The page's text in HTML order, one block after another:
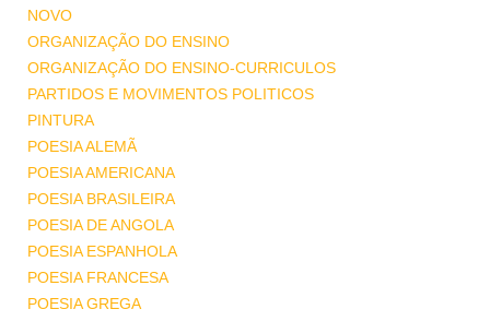
NOVO
ORGANIZAÇÃO DO ENSINO
ORGANIZAÇÃO DO ENSINO-CURRICULOS
PARTIDOS E MOVIMENTOS POLITICOS
PINTURA
POESIA ALEMÃ
POESIA AMERICANA
POESIA BRASILEIRA
POESIA DE ANGOLA
POESIA ESPANHOLA
POESIA FRANCESA
POESIA GREGA